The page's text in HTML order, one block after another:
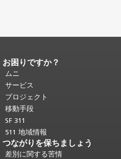
ページコンテンツの終わり。
ジの残りの部分はすべてのページで繰
り返されます。
頭に戻る。
お困りですか？
ムニ
サービス
プロジェクト
移動手段
SF 311
511 地域情報
つながりを保ちましょう
差別に関する苦情